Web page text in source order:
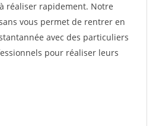
réaliser rapidement. Notre
vous permet de rentrer en
avec des particuliers
pour réaliser leurs